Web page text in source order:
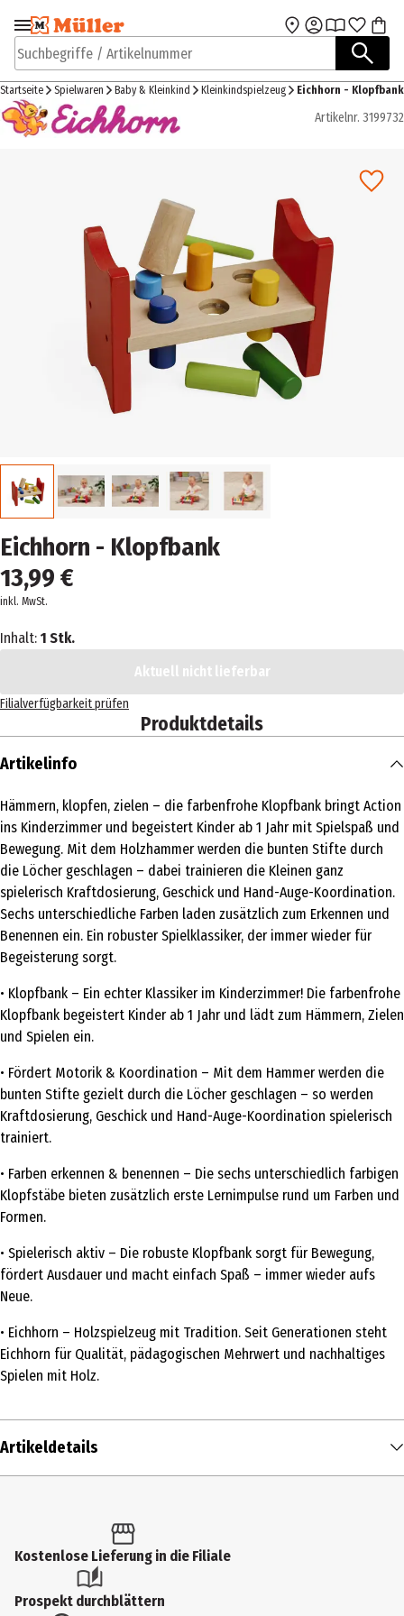
Zur Navigation
springen
Zum Hauptinhalt
Suchbegriffe / Artikelnummer
Startseite Spielwaren Baby & Kleinkind Kleinkindspielzeug Eichhorn - Klopfbank
Artikelnr. 3199732
Eichhorn - Klopfbank
13,99 €
inkl. MwSt.
Inhalt: 1 Stk.
Aktuell nicht lieferbar
Filialverfügbarkeit prüfen
Produktdetails
Artikelinfo
Hämmern, klopfen, zielen – die farbenfrohe Klopfbank bringt Action
ins Kinderzimmer und begeistert Kinder ab 1 Jahr mit Spielspaß und
Bewegung. Mit dem Holzhammer werden die bunten Stifte durch
die Löcher geschlagen – dabei trainieren die Kleinen ganz
spielerisch Kraftdosierung, Geschick und Hand-Auge-Koordination.
Sechs unterschiedliche Farben laden zusätzlich zum Erkennen und
Benennen ein. Ein robuster Spielklassiker, der immer wieder für
Begeisterung sorgt.
• Klopfbank – Ein echter Klassiker im Kinderzimmer! Die farbenfrohe
Klopfbank begeistert Kinder ab 1 Jahr und lädt zum Hämmern, Zielen
und Spielen ein.
• Fördert Motorik & Koordination – Mit dem Hammer werden die
bunten Stifte gezielt durch die Löcher geschlagen – so werden
Kraftdosierung, Geschick und Hand-Auge-Koordination spielerisch
trainiert.
• Farben erkennen & benennen – Die sechs unterschiedlich farbigen
Klopfstäbe bieten zusätzlich erste Lernimpulse rund um Farben und
Formen.
• Spielerisch aktiv – Die robuste Klopfbank sorgt für Bewegung,
fördert Ausdauer und macht einfach Spaß – immer wieder aufs
Neue.
• Eichhorn – Holzspielzeug mit Tradition. Seit Generationen steht
Eichhorn für Qualität, pädagogischen Mehrwert und nachhaltiges
Spielen mit Holz.
Artikeldetails
Produkttyp
Klopfen und Hämmern
Kostenlose Lieferung in die Filiale
Prospekt durchblättern